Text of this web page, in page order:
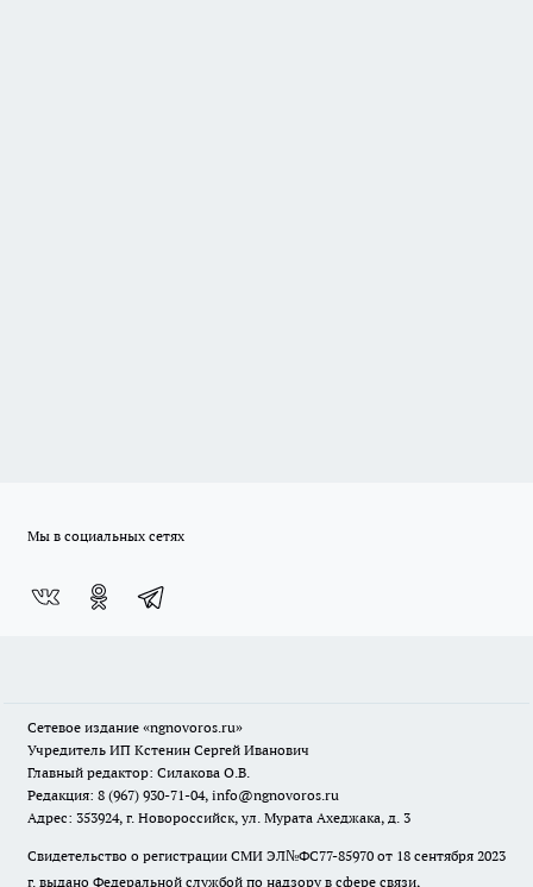
Мы в социальных сетях
Сетевое издание «ngnovoros.ru»
Учредитель ИП Кстенин Сергей Иванович
Главный редактор: Силакова О.В.
Редакция: 8 (967) 930-71-04, info@ngnovoros.ru
Адрес: 353924, г. Новороссийск, ул. Мурата Ахеджака, д. 3
Свидетельство о регистрации СМИ ЭЛ№ФС77-85970 от 18 сентября 2023
г. выдано Федеральной службой по надзору в сфере связи,